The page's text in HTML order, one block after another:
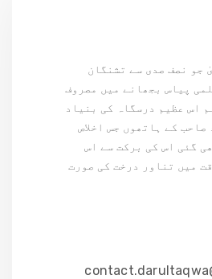
جو نصف صدی سے تشنگان
پیاس بجھانے میں مصروف
سے قائم اس عظیم درسگاہ کی بنیاد
کے ہاتھوں جس اخلاص
گئی اس کی برکت سے اس
میں تناور درخت کی صورت